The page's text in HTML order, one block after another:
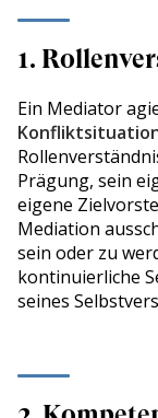
1.
Ein Mediator
Prägung, sein
eigene
Mediation
sein oder zu
kontinuierliche
seines